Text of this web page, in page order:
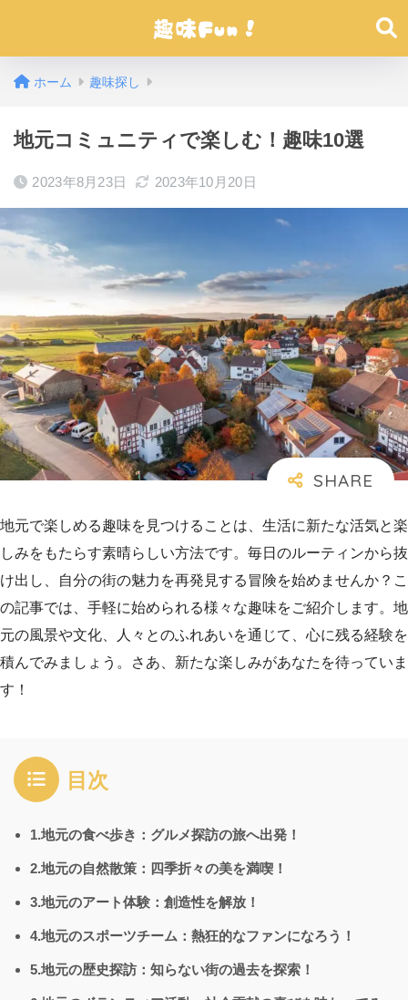
ホーム 趣味探し
地元コミュニティで楽しむ！趣味10選
2023年8月23日 2023年10月20日
地元で楽しめる趣味を見つけることは、生活に新たな活気と楽
しみをもたらす素晴らしい方法です。毎日のルーティンから抜
け出し、自分の街の魅力を再発見する冒険を始めませんか？こ
の記事では、手軽に始められる様々な趣味をご紹介します。地
元の風景や文化、人々とのふれあいを通じて、心に残る経験を
積んでみましょう。さあ、新たな楽しみがあなたを待っていま
す！
目次
1.地元の食べ歩き：グルメ探訪の旅へ出発！
2.地元の自然散策：四季折々の美を満喫！
3.地元のアート体験：創造性を解放！
4.地元のスポーツチーム：熱狂的なファンになろう！
5.地元の歴史探訪：知らない街の過去を探索！